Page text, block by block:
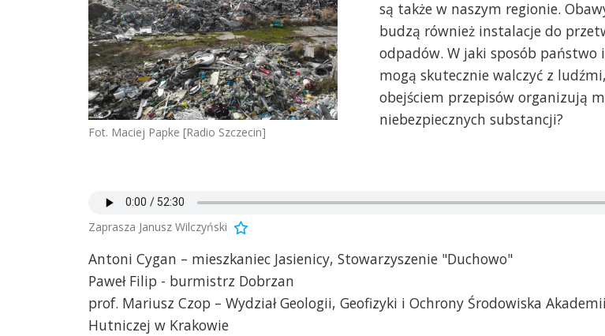
Fot. Maciej Papke [Radio Szczecin]
są także w naszym regionie.
budzą również instalacje do
odpadów. W jaki sposób państwo
mogą skutecznie walczyć z
obejściem przepisów organizują
niebezpiecznych substancji?
Zaprasza Janusz Wilczyński
Antoni Cygan – mieszkaniec Jasienicy, Stowarzyszenie "Duchowo"
Paweł Filip - burmistrz Dobrzan
prof. Mariusz Czop – Wydział Geologii, Geofizyki i Ochrony Środowiska
Hutniczej w Krakowie